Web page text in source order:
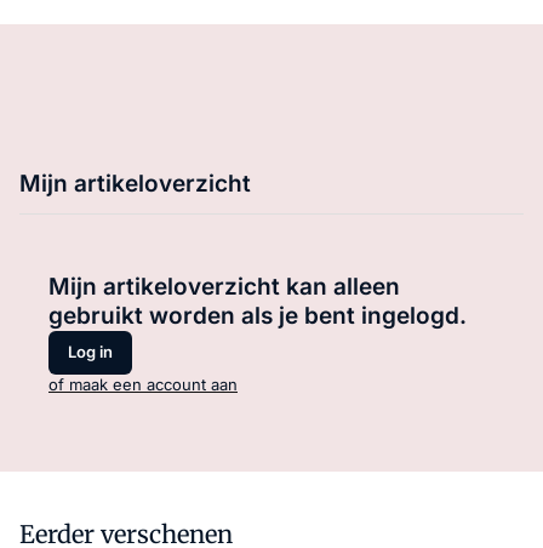
Mijn artikeloverzicht
Mijn artikeloverzicht kan alleen
gebruikt worden als je bent ingelogd.
Log in
of maak een account aan
Eerder verschenen